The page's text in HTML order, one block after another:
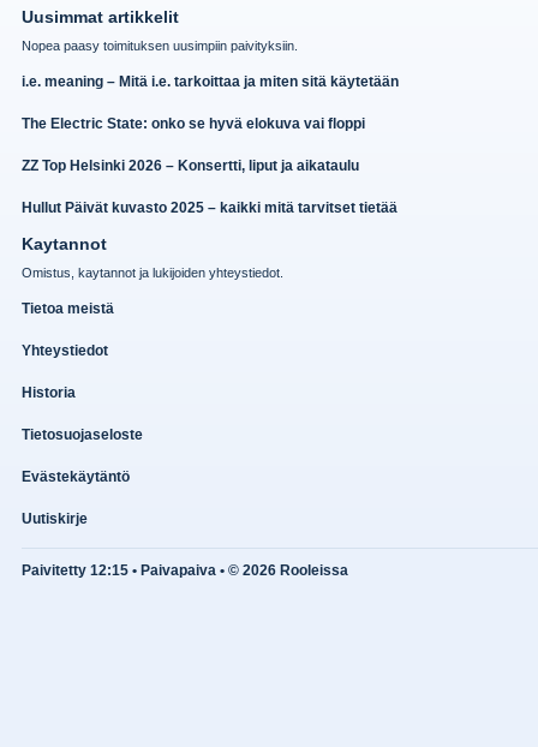
Uusimmat artikkelit
Nopea paasy toimituksen uusimpiin paivityksiin.
i.e. meaning – Mitä i.e. tarkoittaa ja miten sitä käytetään
The Electric State: onko se hyvä elokuva vai floppi
ZZ Top Helsinki 2026 – Konsertti, liput ja aikataulu
Hullut Päivät kuvasto 2025 – kaikki mitä tarvitset tietää
Kaytannot
Omistus, kaytannot ja lukijoiden yhteystiedot.
Tietoa meistä
Yhteystiedot
Historia
Tietosuojaseloste
Evästekäytäntö
Uutiskirje
Paivitetty 12:15 • Paivapaiva • © 2026 Rooleissa